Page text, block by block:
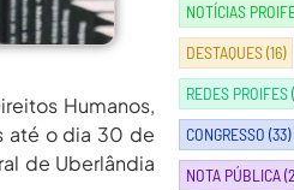
Humanos,
até o dia 30 de
de Uberlândia
NOTÍCIAS
DESTAQUES(16)
REDES PROIFES
CONGRESSO (33)
NOTA PÚBLICA